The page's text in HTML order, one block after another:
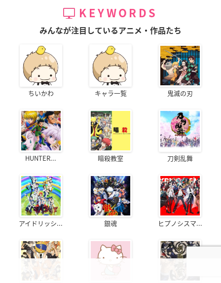
KEYWORDS
みんなが注目しているアニメ・作品たち
ちいかわ キャラ一覧 鬼滅の刃
HUNTER... 暗殺教室 刀剣乱舞
アイドリッシ... 銀魂 ヒプノシスマ...